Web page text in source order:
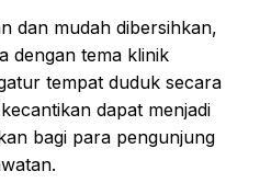
dan mudah dibersihkan,
dengan tema klinik
tempat duduk secara
dapat menjadi
bagi para pengunjung